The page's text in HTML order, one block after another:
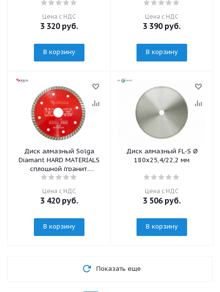
керамогранит) 115мм/22,23
Цена с НДС
3 320руб.
В корзину
125мм/22,23
Цена с НДС
3 390руб.
В корзину
Диск алмазный Solga
Diamant HARD MATERIALS
сплошной (гранит,
керамогранит) 125мм/22,23
Цена с НДС
3 420руб.
В корзину
Диск алмазный FL-S Ø
180х25,4/22,2 мм
Цена с НДС
3 506руб.
В корзину
Показать еще